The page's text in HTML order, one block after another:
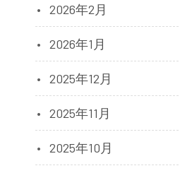
2026年2月
2026年1月
2025年12月
2025年11月
2025年10月